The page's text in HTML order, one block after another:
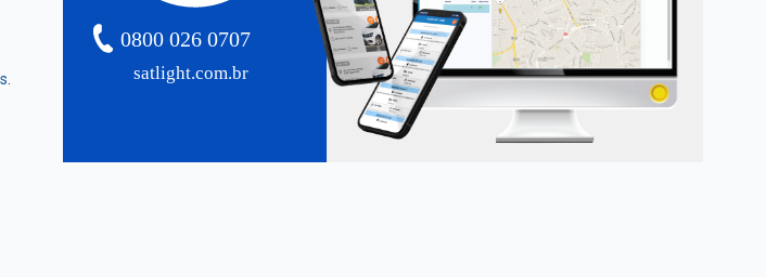
satlight.com.br
0800 026 0707